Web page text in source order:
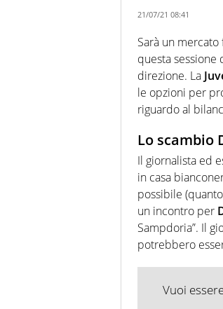
21/07/21 08:41
Sarà un
questa
direzione. La
le opzioni per
riguardo al
Lo scambio
Il giornalista ed
in casa
possibile
un incontro per
Sampdoria”. Il
potrebbero
Vuoi